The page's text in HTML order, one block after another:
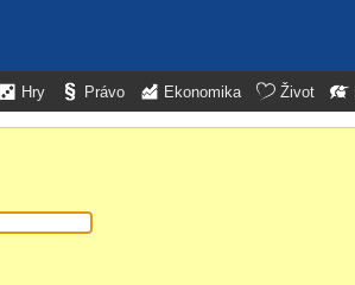
Hry Právo Ekonomika Život